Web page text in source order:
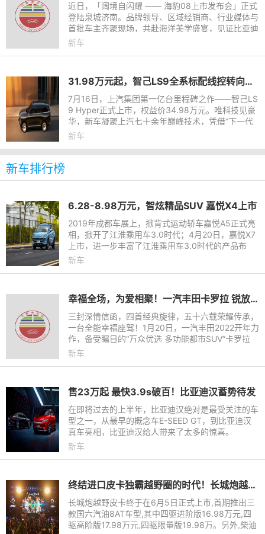
近日，「阔境自闪耀 —— 海豹08上市发布会」正式
登陆泉城济南。品牌领导、区域经销商、行业媒体与
首批车主齐聚现场，共赴海洋美学盛宴，见证比亚迪
海豹08携全系硬核配置亮相当地市场，以舒奢空
新车
31.98万元起，智己LS9全系标配线控转向，智己LS9 Hyper震撼上市
7月16日，上汽集团第一亿台里程碑之作——智己LS
9 Hyper正式上市，权益价34.98万元。唯科技见豪
华，新车凝聚上汽七十余年巅峰技术，凭借“下一代
全线控数字底盘、下一代全域800V高压可油可电平
新车
新车排行榜
​6.28-8.98万元，智炫精品SUV 嘉悦X4上市
2019年成都车展上，掀背式运动轿车嘉悦A5正式亮
相，掀开了江淮乘用车3.0时代；4月20日，嘉悦X7
上市，进一步丰富了江淮乘用车3.0时代的产品布
局。6月27日，江淮乘用车3.0时代首款小型SUV
新车
幸福全场，为爱相聚！一汽丰田卡罗拉 锐放耀世登场
三封深情信函，四首经典旋律，五十六载荣耀传承，
一台全能幸福座驾！1月20日，一汽丰田2022开年力
作，备受瞩目的“万众优选 多功能都市SUV”卡罗拉
锐放耀世登场，此次新车共推出5款车型，售价12.9
新车
售23万起 最快3.9s破百！比亚迪汉蓄势待发
在即将过去的上半年，比亚迪汉绝对是最受关注的车
型之一，从最早的概念车E-SEED GT，到比亚迪汉
真车亮相，比亚迪汉给人带来了太多的惊喜。
新车
终结进口皮卡独霸越野圈的时代！长城炮越野皮卡上市16.98万-19.98万
长城炮越野皮卡终于在6月5日正式上市,首期推出三
款国六汽油8AT车型,其中四驱进阶版16.98万元,四
驱高阶版17.98万元,四驱限量版19.98万。另外,柴油